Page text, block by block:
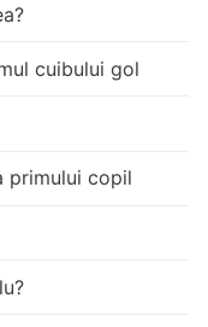
cuibului gol
primului copil